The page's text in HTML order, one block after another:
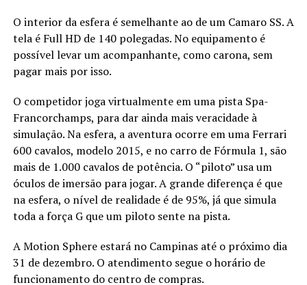
O interior da esfera é semelhante ao de um Camaro SS. A
tela é Full HD de 140 polegadas. No equipamento é
possível levar um acompanhante, como carona, sem
pagar mais por isso.
O competidor joga virtualmente em uma pista Spa-
Francorchamps, para dar ainda mais veracidade à
simulação. Na esfera, a aventura ocorre em uma Ferrari
600 cavalos, modelo 2015, e no carro de Fórmula 1, são
mais de 1.000 cavalos de potência. O “piloto” usa um
óculos de imersão para jogar. A grande diferença é que
na esfera, o nível de realidade é de 95%, já que simula
toda a força G que um piloto sente na pista.
A Motion Sphere estará no Campinas até o próximo dia
31 de dezembro. O atendimento segue o horário de
funcionamento do centro de compras.